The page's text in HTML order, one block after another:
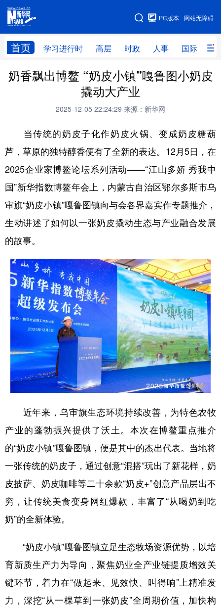
网站无障碍
PC版本
首页 学习进行时 高层 时政 人事 国际 财
网站地图
学习进行时 高层 时政 人事
财经 网评
全球连线
科技 科创 量子 体育
文化 书画 健康 军事
法律 中央文件 金融 汽车
食品 人居 信息化 数字经济
学术中国
城市 旅游 能源 会展
彩票 娱乐 时尚 悦读
公益 一带一路 亚太网 上市公司
文化产业
地方频道
北京 天津 河北 山西
浙江 安徽 福建 江西
山东 河南 湖北 湖南
广东 广西 海南 重庆
四川 贵州 云南 西藏
陕西 甘肃 青海 宁夏
多语种频道
English Español Français عربى
奶香飘出博鳌 “奶皮小镇”嘎鲁图小奶皮
撬动大产业
2025-12-05 22:24:29 来源：新华网
当传统的奶皮子化作奶皮火锅、变成奶皮糖葫
芦，草原的独特醇香便有了全新的表达。12月5日，在
2025企业家博鳌论坛系列活动——“江山多娇 秀我中
国”新华指数博鳌年会上，内蒙古自治区鄂尔多斯市乌
审旗“奶皮小镇”嘎鲁图镇向与会各界嘉宾作专题推介，
生动讲述了如何以一张奶皮撬动生态与产业融合发展
的故事。
近年来，乌审旗生态环境持续改善，为特色农牧
产业的蓬勃振兴提供了沃土。本次在博鳌重点推介
的“奶皮小镇”嘎鲁图镇，便是其中的杰出代表。当地将
一张传统的奶皮子，通过创意“混搭”玩出了新花样，奶
皮披萨、奶皮咖啡等二十余款“奶皮+”创意产品层出不
穷，让传统美食变身网红爆款，丰富了“从喝奶到吃
奶”的全新体验。
“奶皮小镇”嘎鲁图镇立足生态牧场资源优势，以培
育新质生产力为导向，聚焦奶业全产业链提质增效关
键环节，着力在“做起来、见效快、叫得响”上精准发
力，深挖“从一棵草到一张奶皮”全周期价值，加快构